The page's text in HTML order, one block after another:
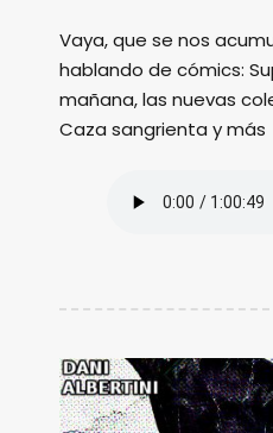
Vaya, que se nos
hablando de cómics:
mañana, las nuevas
Caza sangrienta y más